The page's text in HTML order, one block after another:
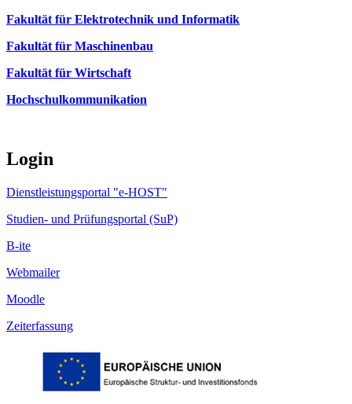
Fakultät für Elektrotechnik und Informatik
Fakultät für Maschinenbau
Fakultät für Wirtschaft
Hochschulkommunikation
Login
Dienstleistungsportal "e-HOST"
Studien- und Prüfungsportal (SuP)
B-ite
Webmailer
Moodle
Zeiterfassung